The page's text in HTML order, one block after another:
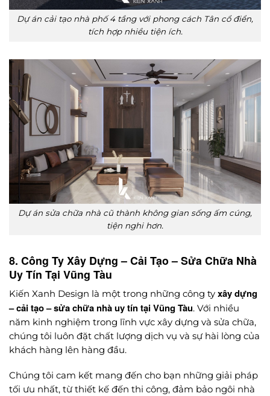
Dự án cải tạo nhà phố 4 tầng với phong cách Tân cổ điển,
tích hợp nhiều tiện ích.
Dự án sửa chữa nhà cũ thành không gian sống ấm cúng,
tiện nghi hơn.
8. Công Ty Xây Dựng – Cải Tạo – Sửa Chữa Nhà
Uy Tín Tại Vũng Tàu
Kiến Xanh Design là một trong những công ty xây dựng
– cải tạo – sửa chữa nhà uy tín tại Vũng Tàu. Với nhiều
năm kinh nghiệm trong lĩnh vực xây dựng và sửa chữa,
chúng tôi luôn đặt chất lượng dịch vụ và sự hài lòng của
khách hàng lên hàng đầu.
Chúng tôi cam kết mang đến cho bạn những giải pháp
tối ưu nhất, từ thiết kế đến thi công, đảm bảo ngôi nhà